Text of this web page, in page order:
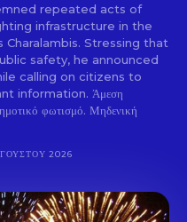
miss
repeated acts of
infrastructure in the
Stressing that
safety, he announced
calling on citizens to
Άμεση
φωτισμό. Μηδενική
2026